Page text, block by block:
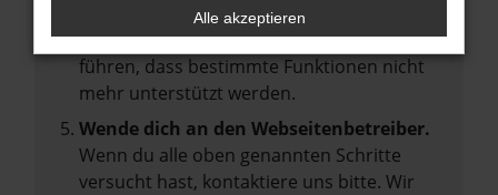
Veraltete Software birgt nicht nur ein
Sicherheitsrisiko, sondern kann auch dazu
führen, dass bestimmte Funktionen nicht
mehr unterstützt werden.
Wende dich an den Webseitenbetreiber.
Wenn du alle oben genannten Schritte
versucht hast, kontaktiere uns bitte. Wir
Alle akzeptieren